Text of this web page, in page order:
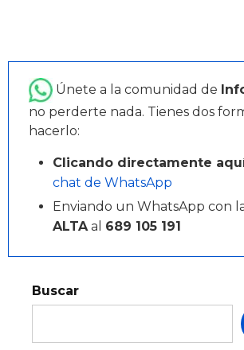
Únete a la comunidad de
no perderte nada. Tienes dos
hacerlo:
Clicando directamente
chat de WhatsApp
Enviando un WhatsApp con
ALTAal 689 105 191
Buscar